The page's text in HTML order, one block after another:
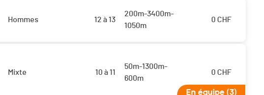
Hommes 12 à 13
200m-3400m-
1050m
0 CHF
Mixte 10 à 11
50m-1300m-
600m
0 CHF
En équipe (3)